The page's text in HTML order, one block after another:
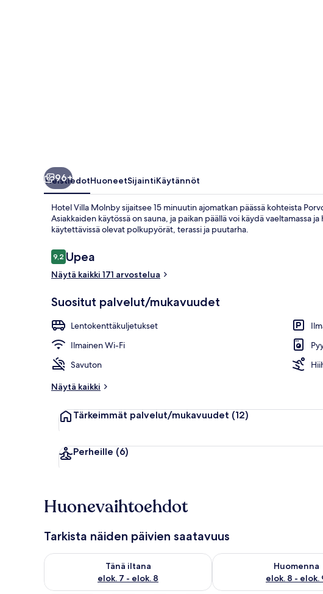
96+
YleistiedotHuoneetSijaintiKäytännöt
Hotel Villa Molnby sijaitsee 15 minuutin ajomatkan päässä kohteista
Asiakkaiden käytössä on sauna, ja paikan päällä voi käydä vaeltamassa
käytettävissä olevat polkupyörät, terassi ja puutarha.
Arvostelut
9,29,2 kautta 10.
Upea
Näytä kaikki 171 arvostelua
Suositut palvelut/mukavuudet
Lentokenttäkuljetukset
Ilmainen Wi-Fi
Savuton
Näytä kaikki
Tärkeimmät palvelut/mukavuudet (12)
Perheille (6)
Huonevaihtoehdot
Tarkista näiden päivien saatavuus
Tänä iltana
elok. 7 - elok. 8
Tarkista tämän illan saatavuus elok. 7 - elok. 8
Huomenna
elok. 8 - elok.
Tarkista huomisen